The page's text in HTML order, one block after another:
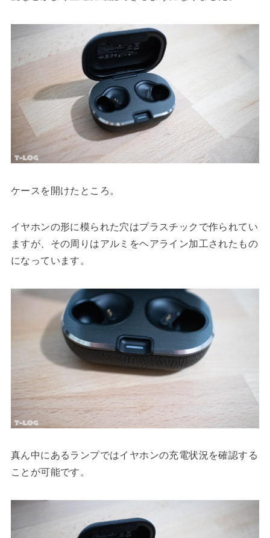
ケースを開けたところ。
イヤホンの形に模られた穴はプラスチックで作られてい
ますが、その周りはアルミをヘアライン加工されたもの
になっています。
真ん中にあるランプではイヤホンの充電状況を確認する
ことが可能です。